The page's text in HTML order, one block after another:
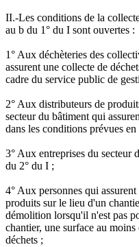
II.-Les conditions de la
au b du 1° du I sont ouvertes :
1° Aux déchèteries des
assurent une collecte de
cadre du service public de
2° Aux distributeurs de
secteur du bâtiment qui
dans les conditions prévues
3° Aux entreprises du secteur
du 2° du I ;
4° Aux personnes qui
produits sur le lieu d'un
démolition lorsqu'il n'est pas
chantier, une surface au
déchets ;